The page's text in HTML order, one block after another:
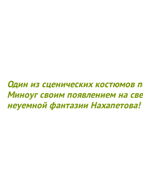
Один из сценических костюмов
Миноугсвоим появлением на
неуемной фантазии Нахапетова!